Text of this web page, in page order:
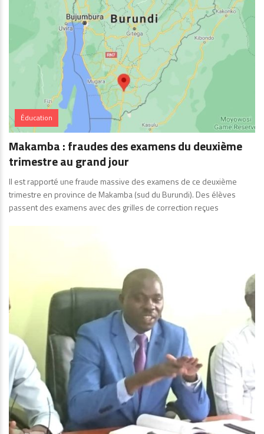
Éducation
Makamba : fraudes des examens du deuxième
trimestre au grand jour
Il est rapporté une fraude massive des examens de ce deuxième
trimestre en province de Makamba (sud du Burundi). Des élèves
passent des examens avec des grilles de correction reçues